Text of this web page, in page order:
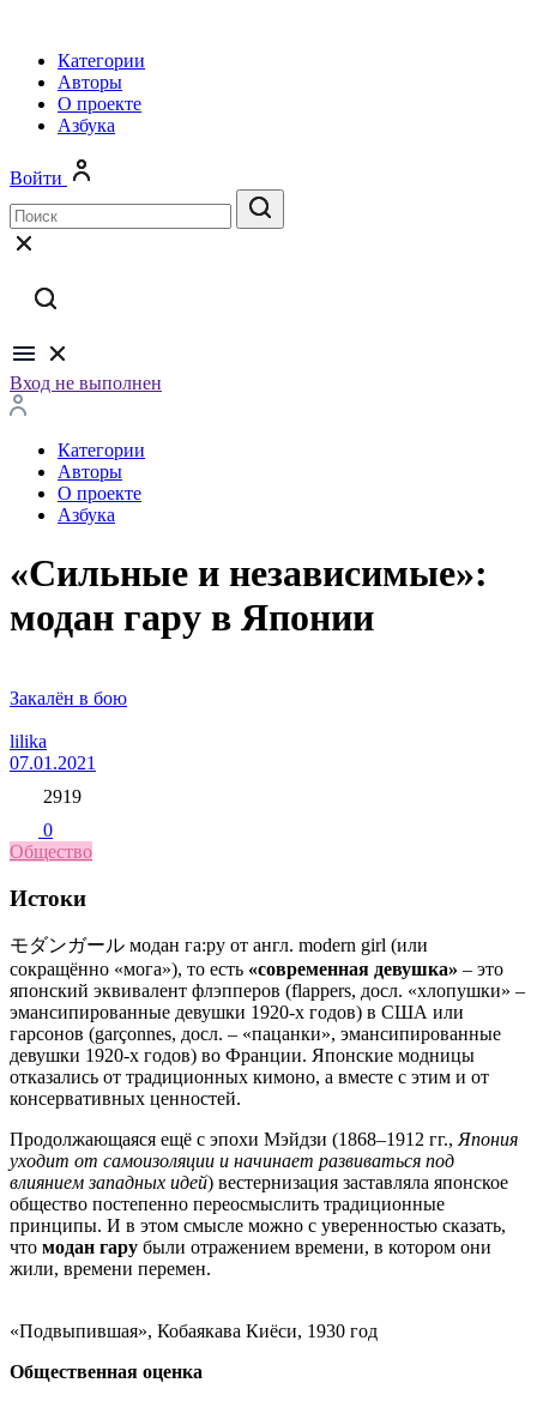
Категории
Авторы
О проекте
Азбука
Войти
Вход не выполнен
Категории
Авторы
О проекте
Азбука
«Сильные и независимые»:
модан гару в Японии
Закалён в бою
lilika
07.01.2021
2919
0
Общество
Истоки
モダンガール модан га:ру от англ. modern girl (или
сокращённо «мога»), то есть «современная девушка» – это
японский эквивалент флэпперов (flappers, досл. «хлопушки» –
эмансипированные девушки 1920-х годов) в США или
гарсонов (garçonnes, досл. – «пацанки», эмансипированные
девушки 1920-х годов) во Франции. Японские модницы
отказались от традиционных кимоно, а вместе с этим и от
консервативных ценностей.
Продолжающаяся ещё с эпохи Мэйдзи (1868–1912 гг., Япония
уходит от самоизоляции и начинает развиваться под
влиянием западных идей) вестернизация заставляла японское
общество постепенно переосмыслить традиционные
принципы. И в этом смысле можно с уверенностью сказать,
что модан гару были отражением времени, в котором они
жили, времени перемен.
«Подвыпившая», Кобаякава Киёси, 1930 год
Общественная оценка